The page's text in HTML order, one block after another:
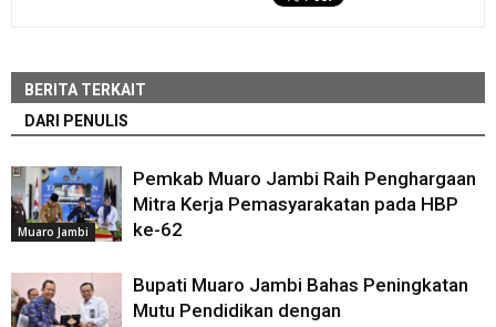
BERITA TERKAIT
DARI PENULIS
Muaro Jambi
Pemkab Muaro Jambi Raih Penghargaan
Mitra Kerja Pemasyarakatan pada HBP
ke-62
Bupati Muaro Jambi Bahas Peningkatan
Mutu Pendidikan dengan